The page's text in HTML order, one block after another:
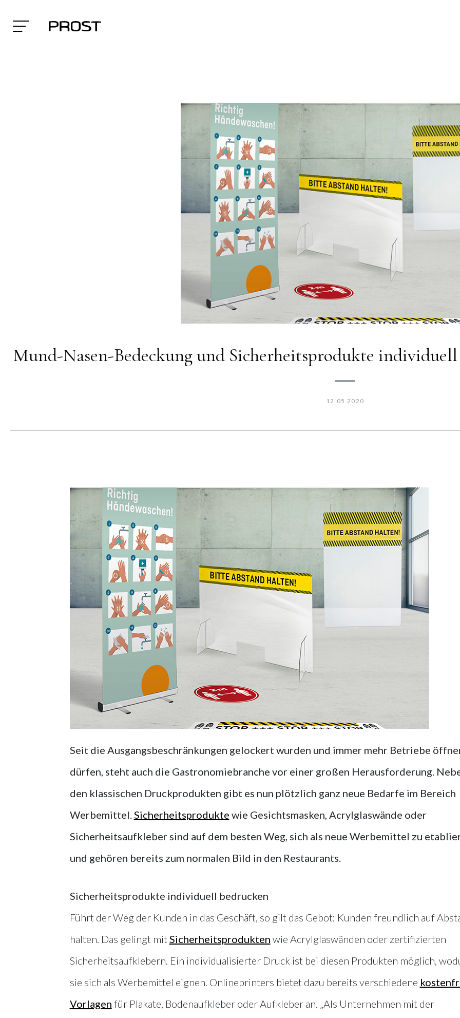
Mund-Nasen-Bedeckung und Sicherheitsprodukte
12.05.2020
Seit die Ausgangsbeschränkungen gelockert wurden und immer mehr Betriebe
dürfen, steht auch die Gastronomiebranche vor einer großen Herausforderung.
den klassischen Druckprodukten gibt es nun plötzlich ganz neue Bedarfe im Bereich
Werbemittel. Sicherheitsprodukte wie Gesichtsmasken, Acrylglaswände oder
Sicherheitsaufkleber sind auf dem besten Weg, sich als neue Werbemittel zu
und gehören bereits zum normalen Bild in den Restaurants.
Sicherheitsprodukte individuell bedrucken
Führt der Weg der Kunden in das Geschäft, so gilt das Gebot: Kunden freundlich auf
halten. Das gelingt mitSicherheitsprodukten wie Acrylglaswänden oder zertifizierten
Sicherheitsaufklebern. Ein individualisierter Druck ist bei diesen Produkten möglich,
sie sich als Werbemittel eignen. Onlineprinters bietet dazu bereits verschiedene
Vorlagen für Plakate, Bodenaufkleber oder Aufkleber an. „Als Unternehmen mit der